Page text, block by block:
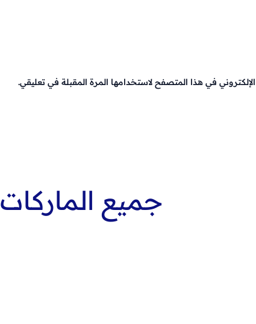
في هذا المتصفح لاستخدامها المرة المقبلة في تعليقي.
جميع الماركات